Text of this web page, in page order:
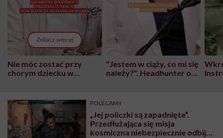
Zobacz więcej
Nie móc zostać przy
chorym dziecku w
może chyba tylko
głupota i brak
wyobraźni"
"Jestem w ciąży, co mi się
należy?". Headhunter o
pracy
POLECAMY
„Jej policzki są zapadnięte”.
Przedłużająca się misja
kosmiczna niebezpiecznie odbija